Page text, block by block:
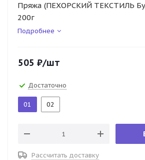
Пряжа (ПЕХОРСКИЙ ТЕКСТИЛЬ
200г
Подробнее
505 ₽/шт
Достаточно
01 02
Рассчитать доставку